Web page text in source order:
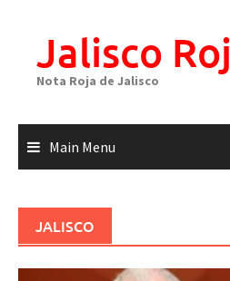
Jalisco
Nota Roja de Jalisco
Main Menu
JALISCO